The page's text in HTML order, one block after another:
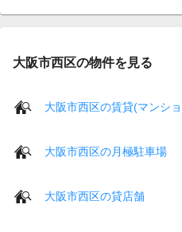
大阪市西区の物件を見る
大阪市西区の賃貸(マンシ
大阪市西区の月極駐車場
大阪市西区の貸店舗